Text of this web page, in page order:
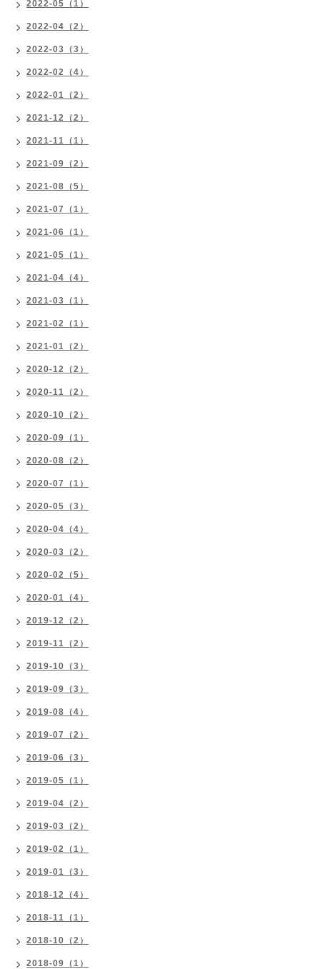
2022-05（1）
2022-04（2）
2022-03（3）
2022-02（4）
2022-01（2）
2021-12（2）
2021-11（1）
2021-09（2）
2021-08（5）
2021-07（1）
2021-06（1）
2021-05（1）
2021-04（4）
2021-03（1）
2021-02（1）
2021-01（2）
2020-12（2）
2020-11（2）
2020-10（2）
2020-09（1）
2020-08（2）
2020-07（1）
2020-05（3）
2020-04（4）
2020-03（2）
2020-02（5）
2020-01（4）
2019-12（2）
2019-11（2）
2019-10（3）
2019-09（3）
2019-08（4）
2019-07（2）
2019-06（3）
2019-05（1）
2019-04（2）
2019-03（2）
2019-02（1）
2019-01（3）
2018-12（4）
2018-11（1）
2018-10（2）
2018-09（1）